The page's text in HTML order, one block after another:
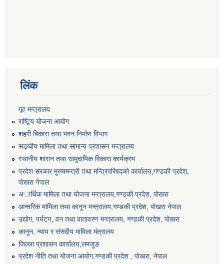
लिंक
गृह मन्त्रालय
राष्टि्ृय योजना आयोग
शहरी बिकास तथा भवन निर्माण विभाग
सङ्घीय मामिला तथा सामान्य प्रशासन मन्त्रालय
स्थानीय शासन तथा सामुदायिक विकास कार्यक्रम
प्रदेश सरकार मुख्यमन्त्री तथा मन्त्रिपरिषद्को कार्यालय,गण्डकी प्रदेश,
पाेखरा नेपाल
अार्थिक मामिला तथा योजना मन्त्रालय,गण्डकी प्रदेश, पोखरा
आन्तरिक मामिला तथा कानून मन्त्रालय,गण्डकी प्रदेश, पाेखरा नेपाल
उद्योग, पर्यटन, वन तथा वातावरण मन्त्रालय, गण्डकी प्रदेश, पोखरा
कानून, न्याय र संसदीय मामिला मंत्रालय
जिल्ला प्रशासन कार्यालय,लमजुङ
प्रदेश नीति तथा योजना आयोग,गण्डकी प्रदेश , पोखरा, नेपाल